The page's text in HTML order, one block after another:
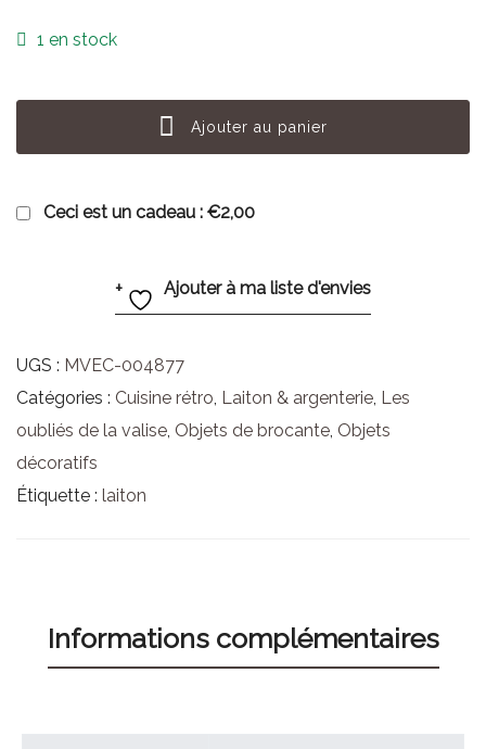
1 en stock
Ajouter au panier
Ceci est un cadeau : €2,00
Ajouter à ma liste d'envies
UGS : MVEC-004877
Catégories : Cuisine rétro Laiton & argenterie Les
oubliés de la valise Objets de brocante Objets
décoratifs
Étiquette : laiton
Informations complémentaires